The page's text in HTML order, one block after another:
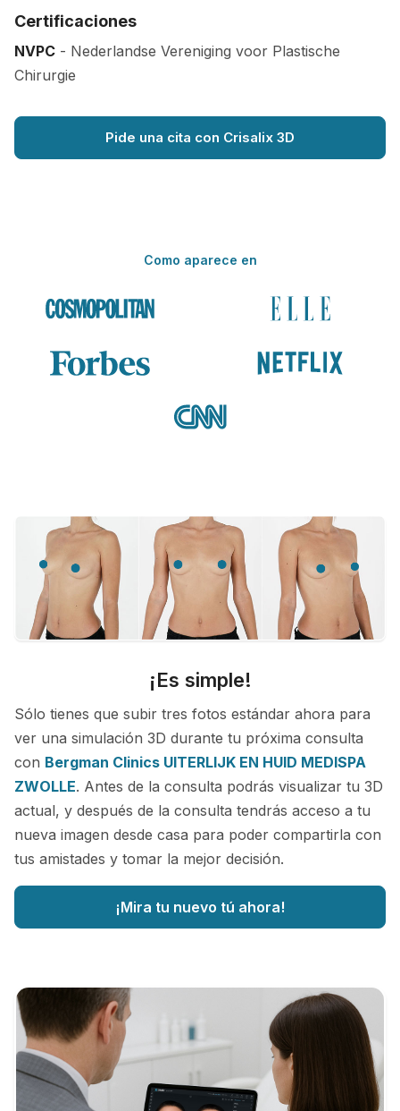
Certificaciones
NVPC - Nederlandse Vereniging voor Plastische
Chirurgie
Pide una cita con Crisalix 3D
Como aparece en
¡Es simple!
Sólo tienes que subir tres fotos estándar ahora para
ver una simulación 3D durante tu próxima consulta
con Bergman Clinics UITERLIJK EN HUID MEDISPA
ZWOLLE. Antes de la consulta podrás visualizar tu 3D
actual, y después de la consulta tendrás acceso a tu
nueva imagen desde casa para poder compartirla con
tus amistades y tomar la mejor decisión.
¡Mira tu nuevo tú ahora!